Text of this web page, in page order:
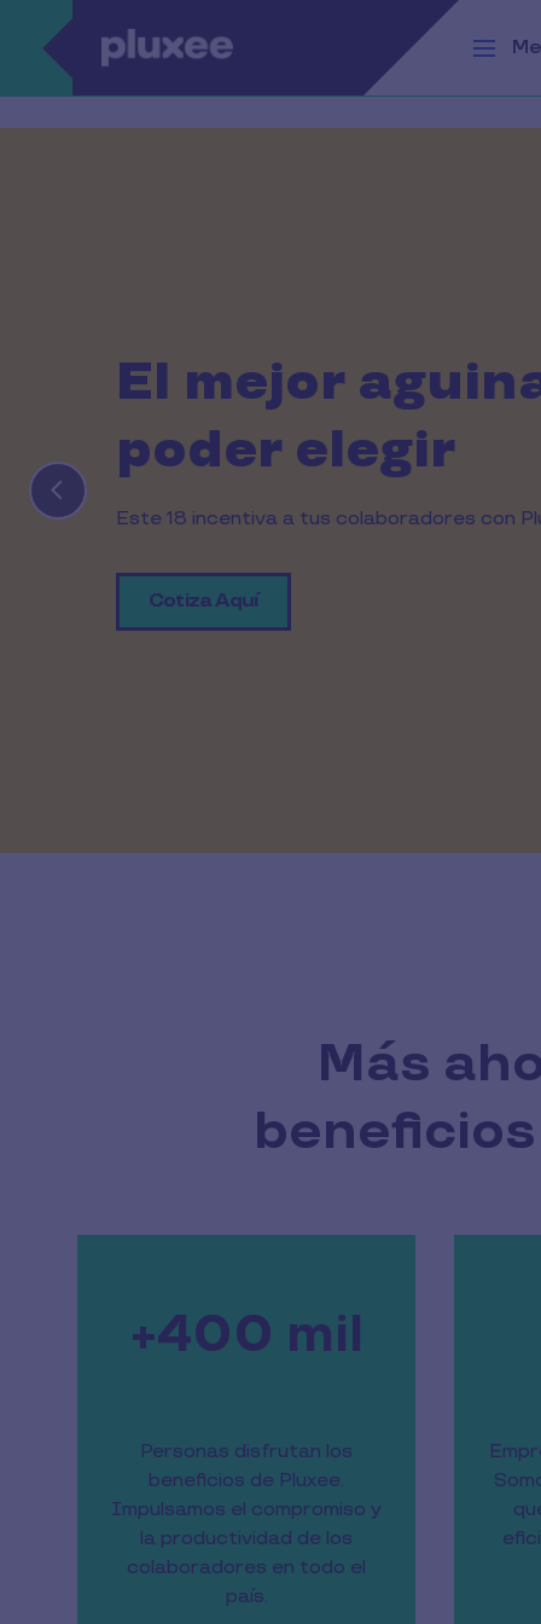
Pasar al contenido principal
El mejor
poder elegir
Este 18 incentiva a tus colaboradores con
Cotiza Aquí
Más
+400 mil
Personas disfrutan los
beneficios de Pluxee.
Impulsamos el compromiso y
la productividad de los
colaboradores en todo el
país.